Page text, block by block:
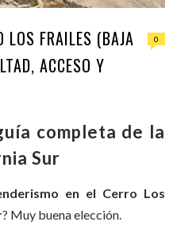
LOS FRAILES (BAJA
ACCESO Y
0
completa de la
Sur
en el Cerro Los
? Muy buena elección.